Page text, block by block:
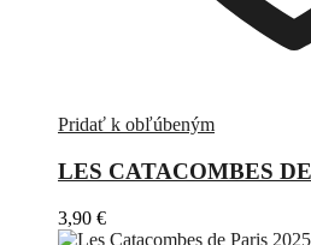
Pridať k obľúbeným
LES CATACOMBES
3,90 €